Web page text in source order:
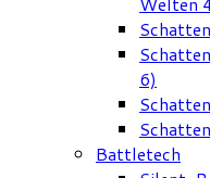
6)
Battletech